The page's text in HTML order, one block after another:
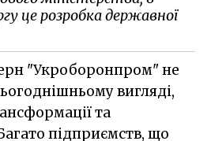
це розробка державної
"Укроборонпром" не
вигляді,
та
підприємств, що